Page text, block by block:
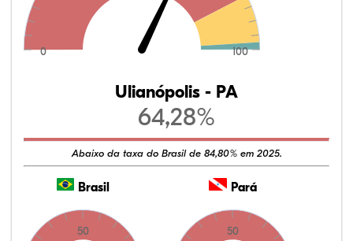
0 100
Ulianópolis - PA
64,28%
Abaixo da taxa do Brasil de 84,80% em 2025.
Brasil
50
Pará
50